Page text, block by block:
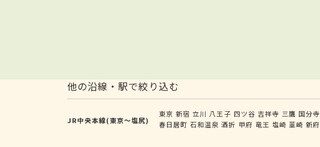
他の沿線・駅で絞り込む
JR中央本線(東京～塩尻)
東京 新宿 立川 八王子 四ツ谷 吉祥寺 三鷹 国分寺
春日居町 石和温泉 酒折 甲府 竜王 塩崎 韮崎 新府